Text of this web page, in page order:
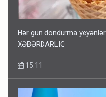
Hər gün dondurma
XƏBƏRDARLIQ
15:11